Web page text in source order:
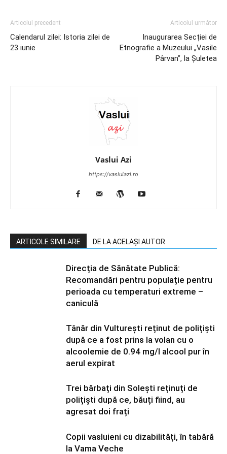
Articolul precedent
Calendarul zilei: Istoria zilei de
23 iunie
Articolul următor
Inaugurarea Secției de
Etnografie a Muzeului „Vasile
Pârvan”, la Șuletea
Vaslui Azi
https://vasluiazi.ro
ARTICOLE SIMILARE DE LA ACELAȘI AUTOR
Direcția de Sănătate Publică:
Recomandări pentru populație pentru
perioada cu temperaturi extreme –
caniculă
Tânăr din Vulturești reținut de polițiști
după ce a fost prins la volan cu o
alcoolemie de 0.94 mg/l alcool pur în
aerul expirat
Trei bărbați din Solești reținuți de
polițiști după ce, băuți fiind, au
agresat doi frați
Copii vasluieni cu dizabilități, în tabără
la Vama Veche